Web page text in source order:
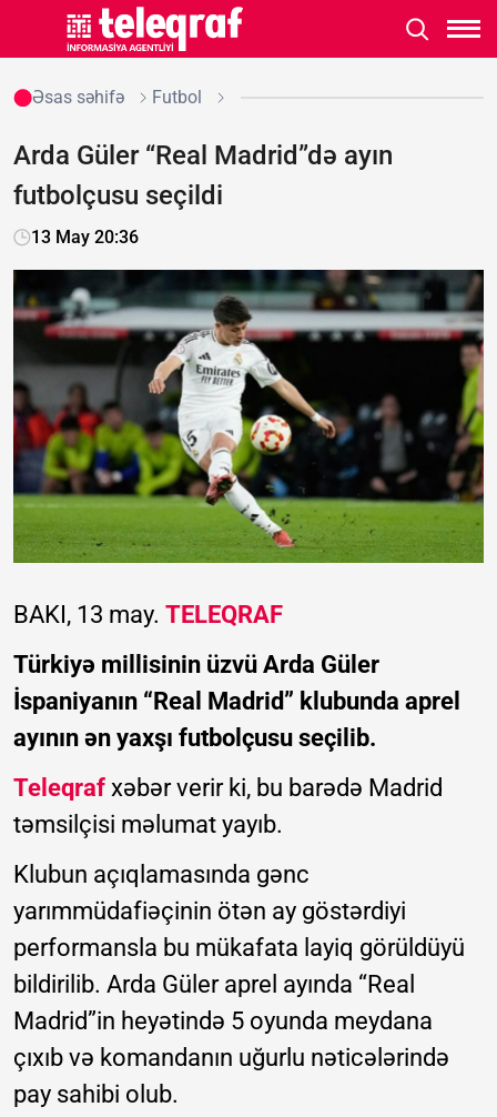
Əsas səhifə Futbol
Arda Güler “Real Madrid”də ayın
futbolçusu seçildi
13 May 20:36
BAKI, 13 may. TELEQRAF
Türkiyə millisinin üzvü Arda Güler
İspaniyanın “Real Madrid” klubunda aprel
ayının ən yaxşı futbolçusu seçilib.
Teleqraf xəbər verir ki, bu barədə Madrid
təmsilçisi məlumat yayıb.
Klubun açıqlamasında gənc
yarımmüdafiəçinin ötən ay göstərdiyi
performansla bu mükafata layiq görüldüyü
bildirilib. Arda Güler aprel ayında “Real
Madrid”in heyətində 5 oyunda meydana
çıxıb və komandanın uğurlu nəticələrində
pay sahibi olub.